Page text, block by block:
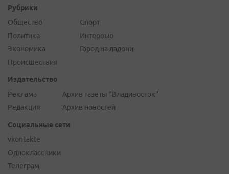
Рубрики
Общество
Политика
Экономика
Происшествия
Спорт
Интервью
Город на ладони
Издательство
Реклама
Редакция
Архив газеты "Владивосток"
Архив новостей
Социальные сети
vkontakte
Одноклассники
Телеграм